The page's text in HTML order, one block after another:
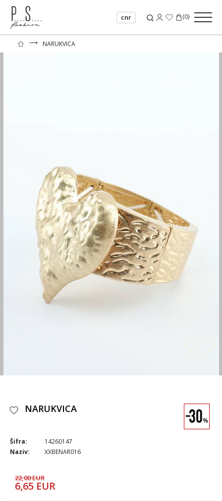
cnr (0)
⟶ NARUKVICA
NARUKVICA
Šifra:
14260147
Naziv:
XXBENAR016
22,00 EUR
6,65 EUR